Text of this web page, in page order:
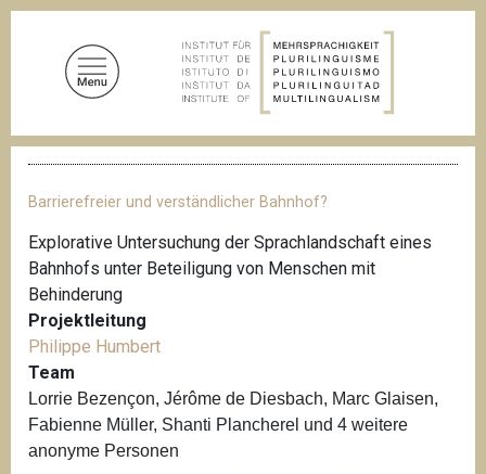
D
a
n
a
v
i
g
a
t
i
o
n
Barrierefreier und verständlicher Bahnhof?
Explorative Untersuchung der Sprachlandschaft eines
Bahnhofs unter Beteiligung von Menschen mit
Behinderung
Projektleitung
Philippe Humbert
Team
Lorrie Bezençon, Jérôme de Diesbach, Marc Glaisen,
Fabienne Müller, Shanti Plancherel und 4 weitere
anonyme Personen